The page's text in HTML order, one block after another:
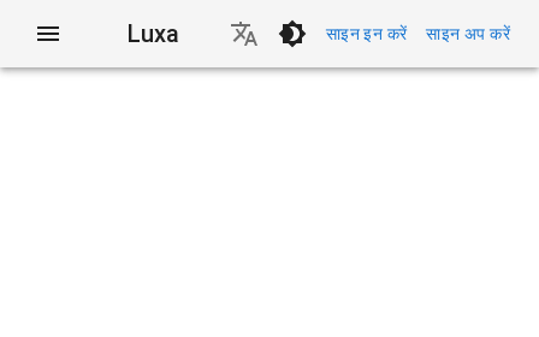
Luxa साइन इन करें साइन अप करें